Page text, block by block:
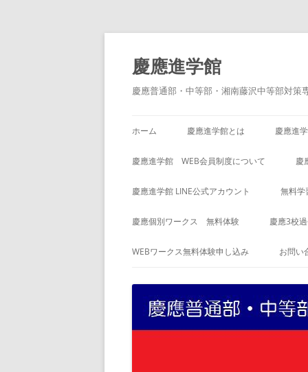
コ
テ
ン
ツ
へ
ス
慶應進学館
慶應普通部・中等部・湘南藤沢中等部対策
ホーム 慶應進学館とは 慶應進
慶應進学館 WEB会員制度について 慶
慶應進学館 LINE公式アカウント 無料学
慶應個別ワークス 無料体験 慶應3校
WEBワークス無料体験申し込み お問い